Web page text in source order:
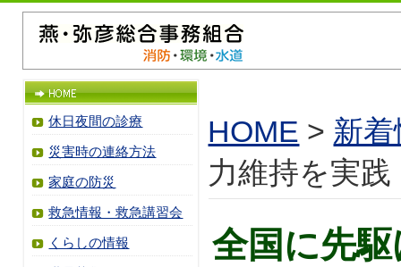
休日夜間の診療
災害時の連絡方法
家庭の防災
救急情報・救急講習会
くらしの情報
HOME > 新
力維持を実践
全国に先